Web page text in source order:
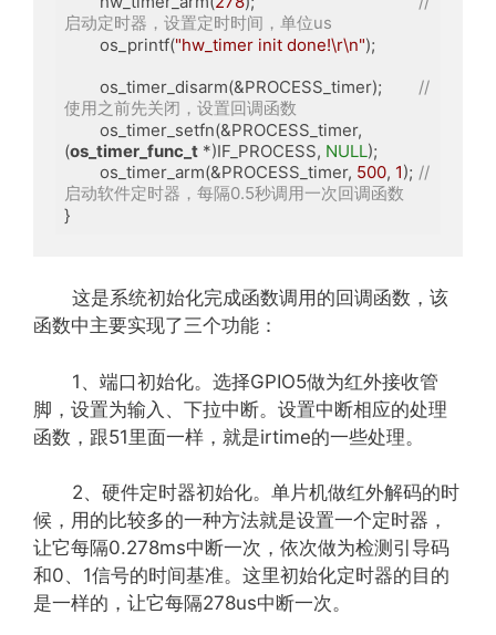
启动定时器，设置定时时间，单位us
	os_printf(
"hw_timer init done!\r\n");
//
使用之前先关闭，设置回调函数
(os_timer_func_t *)IF_PROCESS, NULL);
	os_timer_arm(&PROCESS_timer,
500, 1
//
启动软件定时器，每隔0.5秒调用一次回调函数
}
这是系统初始化完成函数调用的回调函数，该
函数中主要实现了三个功能：
1、端口初始化。选择GPIO5做为红外接收管
脚，设置为输入、下拉中断。设置中断相应的处理
函数，跟51里面一样，就是irtime的一些处理。
2、硬件定时器初始化。单片机做红外解码的时
候，用的比较多的一种方法就是设置一个定时器，
让它每隔0.278ms中断一次，依次做为检测引导码
和0、1信号的时间基准。这里初始化定时器的目的
是一样的，让它每隔278us中断一次。